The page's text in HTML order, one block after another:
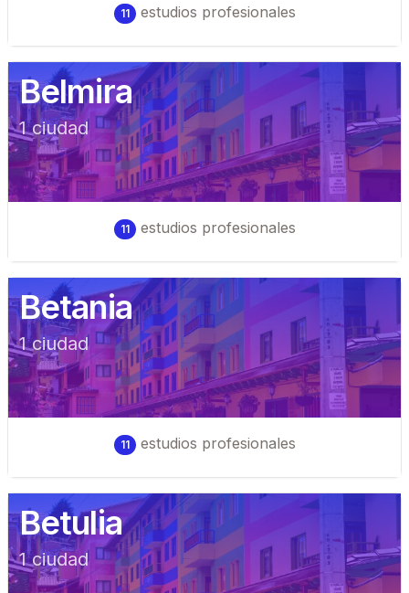
11 estudios profesionales
Belmira
1ciudad
11 estudios profesionales
Betania
1ciudad
11 estudios profesionales
Betulia
1ciudad